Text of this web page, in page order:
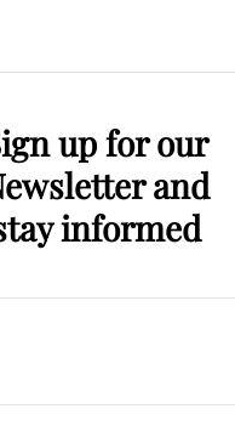
up for our
and
informed